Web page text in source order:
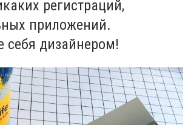
регистраций,
приложений.
себя дизайнером!